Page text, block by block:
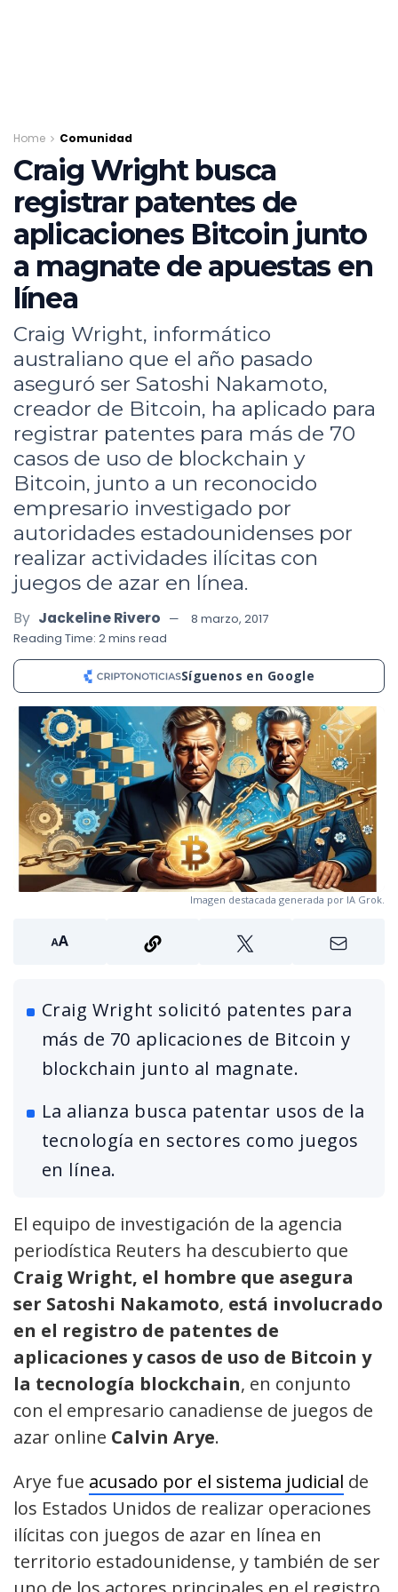
Home Comunidad
Craig Wright busca
registrar patentes de
aplicaciones Bitcoin junto
a magnate de apuestas en
línea
Craig Wright, informático
australiano que el año pasado
aseguró ser Satoshi Nakamoto,
creador de Bitcoin, ha aplicado para
registrar patentes para más de 70
casos de uso de blockchain y
Bitcoin, junto a un reconocido
empresario investigado por
autoridades estadounidenses por
realizar actividades ilícitas con
juegos de azar en línea.
By Jackeline Rivero
8 marzo, 2017
Reading Time: 2 mins read
Síguenos en Google
Imagen destacada generada por IA Grok.
Craig Wright solicitó patentes para
más de 70 aplicaciones de Bitcoin y
blockchain junto al magnate.
La alianza busca patentar usos de la
tecnología en sectores como juegos
en línea.
El equipo de investigación de la agencia
periodística Reuters ha descubierto que
Craig Wright, el hombre que asegura
ser Satoshi Nakamoto, está involucrado
en el registro de patentes de
aplicaciones y casos de uso de Bitcoin y
la tecnología blockchain, en conjunto
con el empresario canadiense de juegos de
azar online Calvin Arye.
Arye fue acusado por el sistema judicial de
los Estados Unidos de realizar operaciones
ilícitas con juegos de azar en línea en
territorio estadounidense, y también de ser